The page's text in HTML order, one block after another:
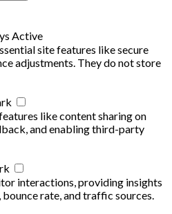
Active
site features like secure
adjustments. They do not store
like content sharing on
and enabling third-party
interactions, providing insights
rate, and traffic sources.